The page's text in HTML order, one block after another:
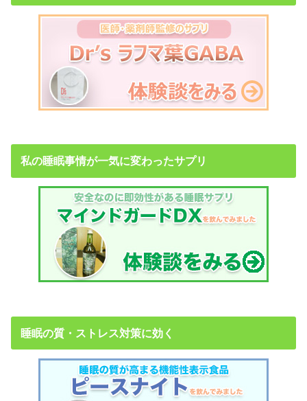
私の睡眠事情が一気に変わったサプリ
睡眠の質・ストレス対策に効く